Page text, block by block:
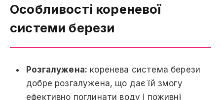
Особливості кореневої
системи берези
Розгалужена: коренева система берези
добре розгалужена, що дає їй змогу
ефективно поглинати воду і поживні